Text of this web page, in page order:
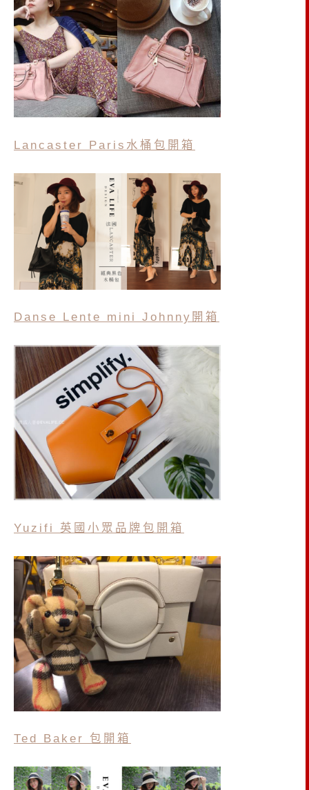
Lancaster Paris水桶包開箱
Danse Lente mini Johnny 開箱
Yuzifi 英國小眾品牌包開箱
Ted Baker 包開箱